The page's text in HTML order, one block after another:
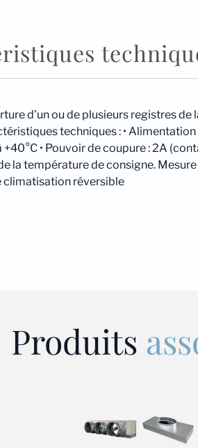
d’un ou de plusieurs registres
techniques : •
• Pouvoir de coupure : 2A
la température de consigne.
climatisation réversible
Produits